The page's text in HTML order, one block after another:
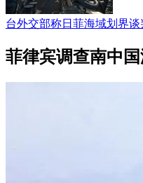
台外交部称日菲海域划界
菲律宾调查南中